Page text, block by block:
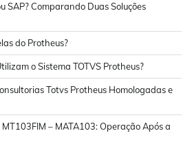
SAP? Comparando Duas Soluções
do Protheus?
o Sistema TOTVS Protheus?
Totvs Protheus Homologadas e
– MATA103: Operação Após a